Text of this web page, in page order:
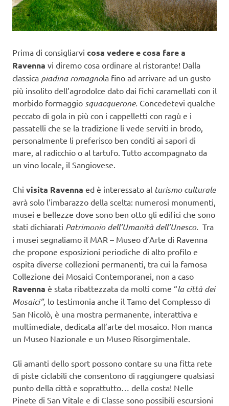
Prima di consigliarvi cosa vedere e cosa fare a
Ravenna vi diremo cosa ordinare al ristorante! Dalla
classica piadina romagnola fino ad arrivare ad un gusto
più insolito dell’agrodolce dato dai fichi caramellati con il
morbido formaggio squacquerone. Concedetevi qualche
peccato di gola in più con i cappelletti con ragù e i
passatelli che se la tradizione li vede serviti in brodo,
personalmente li preferisco ben conditi ai sapori di
mare, al radicchio o al tartufo. Tutto accompagnato da
un vino locale, il Sangiovese.
Chi visita Ravenna ed è interessato al turismo culturale
avrà solo l’imbarazzo della scelta: numerosi monumenti,
musei e bellezze dove sono ben otto gli edifici che sono
stati dichiarati Patrimonio dell’Umanità dell’Unesco. Tra
i musei segnaliamo il MAR – Museo d’Arte di Ravenna
che propone esposizioni periodiche di alto profilo e
ospita diverse collezioni permanenti, tra cui la famosa
Collezione dei Mosaici Contemporanei, non a caso
Ravenna è stata ribattezzata da molti come “la città dei
Mosaici”, lo testimonia anche il Tamo del Complesso di
San Nicolò, è una mostra permanente, interattiva e
multimediale, dedicata all’arte del mosaico. Non manca
un Museo Nazionale e un Museo Risorgimentale.
Gli amanti dello sport possono contare su una fitta rete
di piste ciclabili che consentono di raggiungere qualsiasi
punto della città e soprattutto… della costa! Nelle
Pinete di San Vitale e di Classe sono possibili escursioni